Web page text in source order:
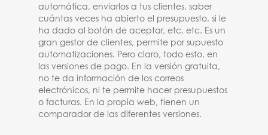
automática, enviarlos a tus clientes, saber
cuántas veces ha abierto el presupuesto, si le
ha dado al botón de aceptar, etc, etc. Es un
gran gestor de clientes, permite por supuesto
automatizaciones. Pero claro, todo esto, en
las versiones de pago. En la versión gratuita,
no te da información de los correos
electrónicos, ni te permite hacer presupuestos
o facturas. En la propia web, tienen un
comparador de las diferentes versiones.